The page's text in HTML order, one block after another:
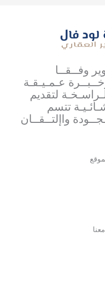
وفــقــا
عـمـيـقـة
لتقديم
تتسم
واإلتــقــان